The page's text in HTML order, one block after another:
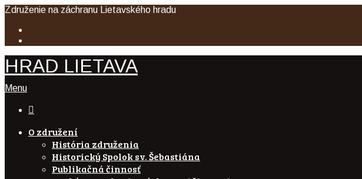
Združenie na záchranu Lietavského hradu
HRAD LIETAVA
Menu

O združení
História združenia
Historický Spolok sv. Šebastiána
Publikačná činnosť